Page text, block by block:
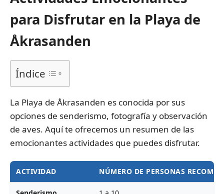
para Disfrutar en la Playa de
Åkrasanden
Índice
La Playa de Åkrasanden es conocida por sus
opciones de senderismo, fotografía y observación
de aves. Aquí te ofrecemos un resumen de las
emocionantes actividades que puedes disfrutar.
ACTIVIDAD NÚMERO DE PERSONAS